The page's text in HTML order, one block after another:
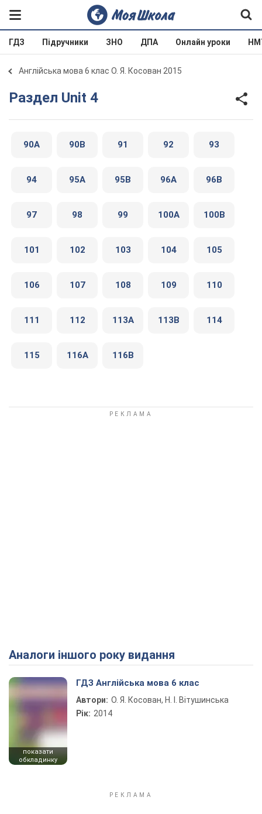
ГДЗ Підручники ЗНО ДПА Онлайн уроки
Англійська мова 6 клас О. Я. Косован 2015
Раздел Unit 4
90А 90В 91 92 93
94 95А 95В 96А 96В
97 98 99 100А 100В
101 102 103 104 105
106 107 108 109 110
111 112 113А 113В 114
115 116А 116В
Аналоги іншого року видання
показати
обкладинку
ГДЗ Англійська мова 6 клас
Автори: О. Я. Косован, Н. І. Вітушинська
Рік: 2014